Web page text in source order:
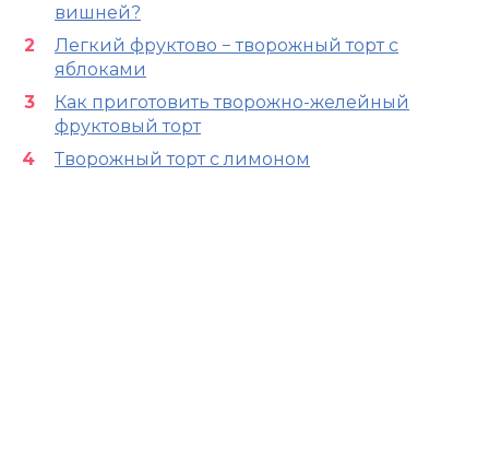
вишней?
Легкий фруктово − творожный торт с
яблоками
Как приготовить творожно-желейный
фруктовый торт
Творожный торт с лимоном